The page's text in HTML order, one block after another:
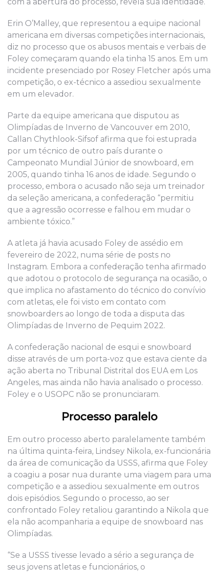
Erin O’Malley, que representou a equipe nacional
americana em diversas competições internacionais,
diz no processo que os abusos mentais e verbais de
Foley começaram quando ela tinha 15 anos. Em um
incidente presenciado por Rosey Fletcher após uma
competição, o ex-técnico a assediou sexualmente
em um elevador.
Parte da equipe americana que disputou as
Olimpíadas de Inverno de Vancouver em 2010,
Callan Chythlook-Sifsof afirma que foi estuprada
por um técnico de outro país durante o
Campeonato Mundial Júnior de snowboard, em
2005, quando tinha 16 anos de idade. Segundo o
processo, embora o acusado não seja um treinador
da seleção americana, a confederação “permitiu
que a agressão ocorresse e falhou em mudar o
ambiente tóxico.”
A atleta já havia acusado Foley de assédio em
fevereiro de 2022, numa série de posts no
Instagram. Embora a confederação tenha afirmado
que adotou o protocolo de segurança na ocasião, o
que implica no afastamento do técnico do convívio
com atletas, ele foi visto em contato com
snowboarders ao longo de toda a disputa das
Olimpíadas de Inverno de Pequim 2022.
A confederação nacional de esqui e snowboard
disse através de um porta-voz que estava ciente da
ação aberta no Tribunal Distrital dos EUA em Los
Angeles, mas ainda não havia analisado o processo.
Foley e o USOPC não se pronunciaram.
Processo paralelo
Em outro processo aberto paralelamente também
na última quinta-feira, Lindsey Nikola, ex-funcionária
da área de comunicação da USSS, afirma que Foley
a coagiu a posar nua durante uma viagem para uma
competição e a assediou sexualmente em outros
dois episódios. Segundo o processo, ao ser
confrontado Foley retaliou garantindo a Nikola que
ela não acompanharia a equipe de snowboard nas
Olimpíadas.
“Se a USSS tivesse levado a sério a segurança de
seus jovens atletas e funcionários, o